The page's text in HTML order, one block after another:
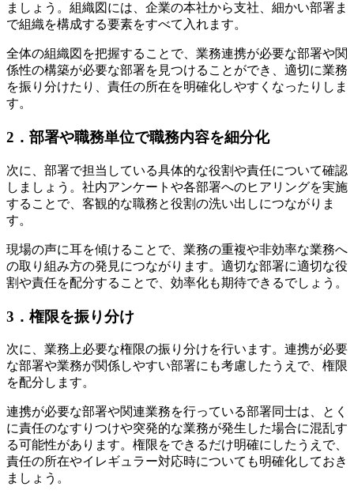
ましょう。組織図には、企業の本社から支社、細かい部署ま
で組織を構成する要素をすべて入れます。
全体の組織図を把握することで、業務連携が必要な部署や関
係性の構築が必要な部署を見つけることができ、適切に業務
を振り分けたり、責任の所在を明確化しやすくなったりしま
す。
2．部署や職務単位で職務内容を細分化
次に、部署で担当している具体的な役割や責任について確認
しましょう。社内アンケートや各部署へのヒアリングを実施
することで、客観的な職務と役割の洗い出しにつながりま
す。
現場の声に耳を傾けることで、業務の重複や非効率な業務へ
の取り組み方の発見につながります。適切な部署に適切な役
割や責任を配分することで、効率化も期待できるでしょう。
3．権限を振り分け
次に、業務上必要な権限の振り分けを行います。連携が必要
な部署や業務が関係しやすい部署にも考慮したうえで、権限
を配分します。
連携が必要な部署や関連業務を行っている部署同士は、とく
に責任のなすりつけや突発的な業務が発生した場合に混乱す
る可能性があります。権限をできるだけ明確にしたうえで、
責任の所在やイレギュラー対応時についても明確化しておき
ましょう。